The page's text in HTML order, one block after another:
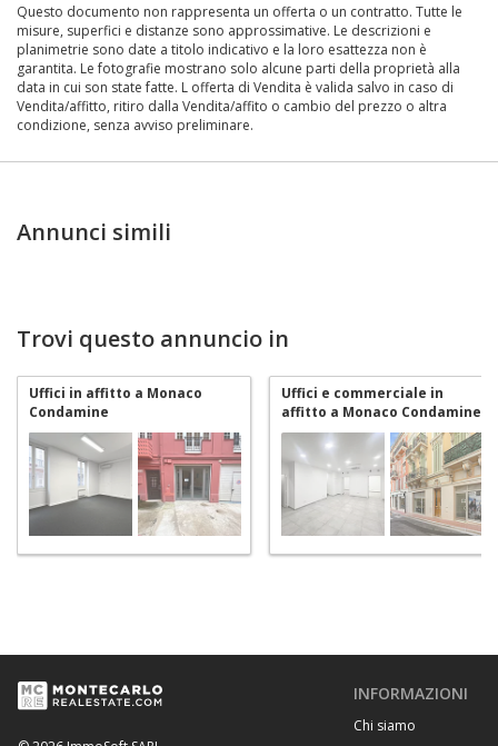
Questo documento non rappresenta un offerta o un contratto. Tutte le
misure, superfici e distanze sono approssimative. Le descrizioni e
planimetrie sono date a titolo indicativo e la loro esattezza non è
garantita. Le fotografie mostrano solo alcune parti della proprietà alla
data in cui son state fatte. L offerta di Vendita è valida salvo in caso di
Vendita/affitto, ritiro dalla Vendita/affito o cambio del prezzo o altra
condizione, senza avviso preliminare.
Annunci simili
Trovi questo annuncio in
Uffici in affitto a Monaco
Condamine
Uffici e commerciale in
affitto a Monaco Condamine
INFORMAZIONI
Chi siamo